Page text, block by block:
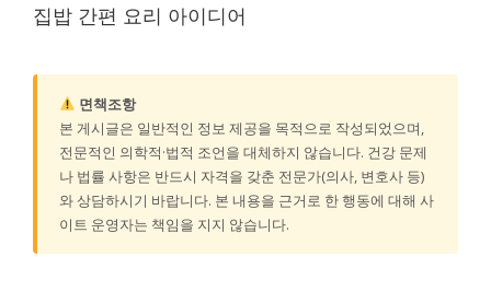
집밥 간편 요리 아이디어
면책조항
본 게시글은 일반적인 정보 제공을 목적으로 작성되었으며,
전문적인 의학적·법적 조언을 대체하지 않습니다. 건강 문제
나 법률 사항은 반드시 자격을 갖춘 전문가(의사, 변호사 등)
와 상담하시기 바랍니다. 본 내용을 근거로 한 행동에 대해 사
이트 운영자는 책임을 지지 않습니다.